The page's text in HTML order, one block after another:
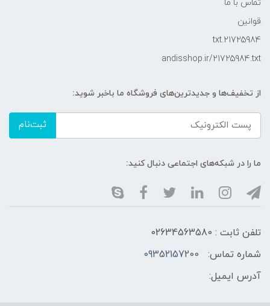
تماس با ما
قوانین
21725984.txt
andisshop.ir/21725984.txt
از تخفیف‌ها و جدیدترین‌های فروشگاه ما باخبر شوید:
ثبت‌نام
ما را در شبکه‌های اجتماعی دنبال کنید:
تلفن ثابت : 02634563580
شماره تماس:
09352157200
آدرس ایمیل: